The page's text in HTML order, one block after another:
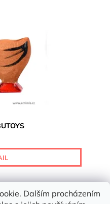
Dalším procházením